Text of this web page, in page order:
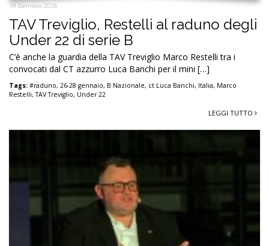
19 Gennaio 2026
TAV Treviglio, Restelli al raduno degli
Under 22 di serie B
C’è anche la guardia della TAV Treviglio Marco Restelli tra i
convocati dal CT azzurro Luca Banchi per il mini […]
Tags: #raduno, 26-28 gennaio, B Nazionale, ct Luca Banchi, Italia, Marco
Restelli,TAV Treviglio, Under 22
LEGGI TUTTO